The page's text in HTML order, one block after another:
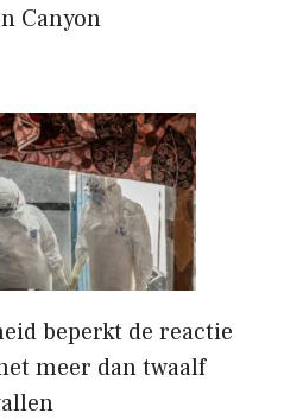
Canyon
beperkt de reactie
meer dan twaalf